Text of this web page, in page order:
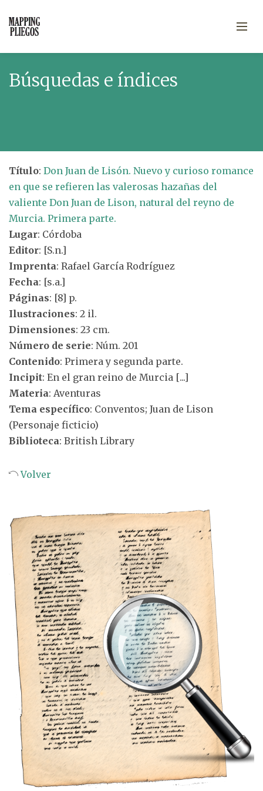
Búsquedas e índices
Título: Don Juan de Lisón. Nuevo y curioso romance
en que se refieren las valerosas hazañas del
valiente Don Juan de Lison, natural del reyno de
Murcia. Primera parte.
Lugar: Córdoba
Editor: [S.n.]
Imprenta: Rafael García Rodríguez
Fecha: [s.a.]
Páginas: [8] p.
Ilustraciones: 2 il.
Dimensiones: 23 cm.
Número de serie: Núm. 201
Contenido: Primera y segunda parte.
Incipit: En el gran reino de Murcia [...]
Materia: Aventuras
Tema específico: Conventos; Juan de Lison
(Personaje ficticio)
Biblioteca: British Library
Volver